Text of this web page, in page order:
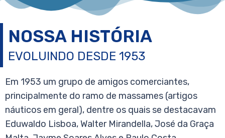
NOSSA HISTÓRIA
EVOLUINDO DESDE 1953
Em 1953 um grupo de amigos comerciantes,
principalmente do ramo de massames (artigos
náuticos em geral), dentre os quais se destacavam
Eduwaldo Lisboa, Walter Mirandella, José da Graça